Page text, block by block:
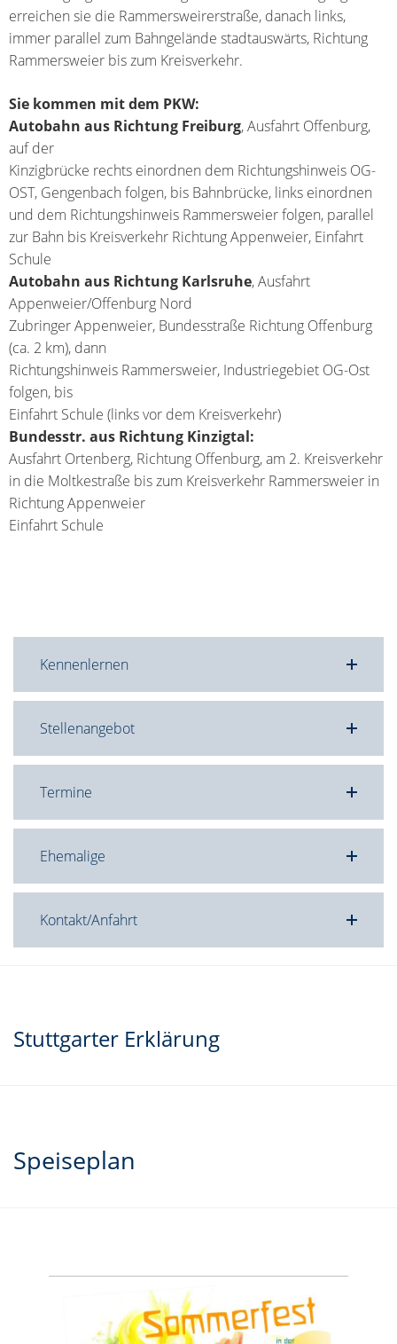
erreichen sie die Rammersweirerstraße, danach links,
immer parallel zum Bahngelände stadtauswärts, Richtung
Rammersweier bis zum Kreisverkehr.
Sie kommen mit dem PKW:
Autobahn aus Richtung Freiburg, Ausfahrt Offenburg,
auf der
Kinzigbrücke rechts einordnen dem Richtungshinweis OG-
OST, Gengenbach folgen, bis Bahnbrücke, links einordnen
und dem Richtungshinweis Rammersweier folgen, parallel
zur Bahn bis Kreisverkehr Richtung Appenweier, Einfahrt
Schule
Autobahn aus Richtung Karlsruhe, Ausfahrt
Appenweier/Offenburg Nord
Zubringer Appenweier, Bundesstraße Richtung Offenburg
(ca. 2 km), dann
Richtungshinweis Rammersweier, Industriegebiet OG-Ost
folgen, bis
Einfahrt Schule (links vor dem Kreisverkehr)
Bundesstr. aus Richtung Kinzigtal:
Ausfahrt Ortenberg, Richtung Offenburg, am 2. Kreisverkehr
in die Moltkestraße bis zum Kreisverkehr Rammersweier in
Richtung Appenweier
Einfahrt Schule
Kennenlernen
Stellenangebot
Termine
Ehemalige
Kontakt/Anfahrt
Stuttgarter Erklärung
Speiseplan